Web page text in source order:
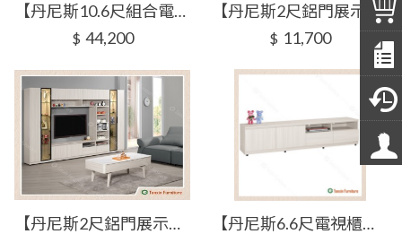
【丹尼斯10.6尺組合電視櫃(全組)】【2026-B2453-1】【添興家具】
$ 44,200
【丹尼斯2尺鋁門展示櫃(右玻璃)】【2026-B2453-2】【添興家具】
$ 11,700
【丹尼斯2尺鋁門展示櫃(左玻璃)】【2026-B2453-3】【添興家具】 【丹尼斯6.6尺電視櫃】【2026-B2453-4】【添興家具】